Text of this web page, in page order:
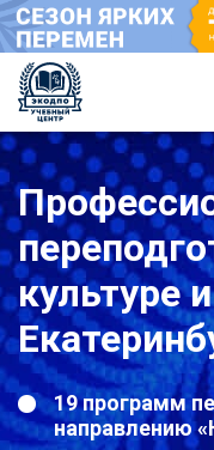
культуре
19 программ
направлению